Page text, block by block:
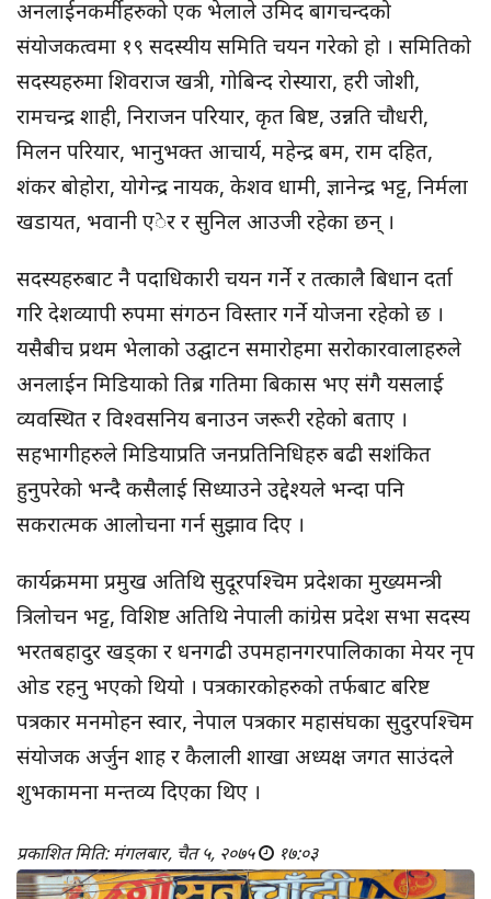
अनलाईनकर्मीहरुको एक भेलाले उमिद बागचन्दको
संयोजकत्वमा १९ सदस्यीय समिति चयन गरेको हो । समितिको
सदस्यहरुमा शिवराज खत्री, गोबिन्द रोस्यारा, हरी जोशी,
रामचन्द्र शाही, निराजन परियार, कृत बिष्ट, उन्नति चौधरी,
मिलन परियार, भानुभक्त आचार्य, महेन्द्र बम, राम दहित,
शंकर बोहोरा, योगेन्द्र नायक, केशव धामी, ज्ञानेन्द्र भट्ट, निर्मला
खडायत, भवानी एेर र सुनिल आउजी रहेका छन् ।
सदस्यहरुबाट नै पदाधिकारी चयन गर्ने र तत्कालै बिधान दर्ता
गरि देशव्यापी रुपमा संगठन विस्तार गर्ने योजना रहेको छ ।
यसैबीच प्रथम भेलाको उद्घाटन समारोहमा सरोकारवालाहरुले
अनलाईन मिडियाको तिब्र गतिमा बिकास भए संगै यसलाई
व्यवस्थित र विश्वसनिय बनाउन जरूरी रहेको बताए ।
सहभागीहरुले मिडियाप्रति जनप्रतिनिधिहरु बढी सशंकित
हुनुपरेको भन्दै कसैलाई सिध्याउने उद्देश्यले भन्दा पनि
सकरात्मक आलोचना गर्न सुझाव दिए ।
कार्यक्रममा प्रमुख अतिथि सुदूरपश्चिम प्रदेशका मुख्यमन्त्री
त्रिलोचन भट्ट, विशिष्ट अतिथि नेपाली कांग्रेस प्रदेश सभा सदस्य
भरतबहादुर खड्का र धनगढी उपमहानगरपालिकाका मेयर नृप
ओड रहनु भएको थियो । पत्रकारकोहरुको तर्फबाट बरिष्ट
पत्रकार मनमोहन स्वार, नेपाल पत्रकार महासंघका सुदुरपश्चिम
संयोजक अर्जुन शाह र कैलाली शाखा अध्यक्ष जगत साउंदले
शुभकामना मन्तव्य दिएका थिए ।
प्रकाशित मिति: मंगलबार, चैत ५, २०७५ १७:०३